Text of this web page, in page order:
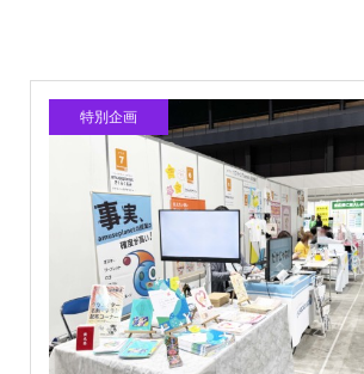
特別企画